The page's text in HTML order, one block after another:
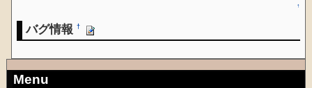
↑
バグ情報†
Menu